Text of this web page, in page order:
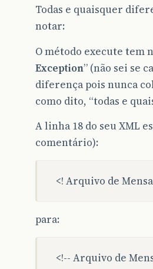
Todas e quaisquer
notar:
O método execute tem
Exception” (não sei se
diferença pois nunca
como dito, “todas e
A linha 18 do seu XML
comentário):
<!­­ Arquivo de
para:
<!­­-- Arquivo de